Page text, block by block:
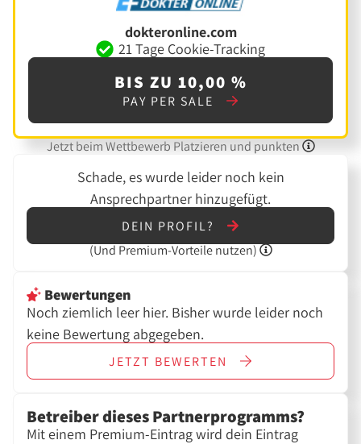
dokteronline.com
21 Tage Cookie-Tracking
BIS ZU 10,00 %
PAY PER SALE
Jetzt beim Wettbewerb Platzieren und punkten
Schade, es wurde leider noch kein
Ansprechpartner hinzugefügt.
DEIN PROFIL?
(Und Premium-Vorteile nutzen)
Bewertungen
Noch ziemlich leer hier. Bisher wurde leider noch
keine Bewertung abgegeben.
JETZT BEWERTEN
Betreiber dieses Partnerprogramms?
Mit einem Premium-Eintrag wird dein Eintrag